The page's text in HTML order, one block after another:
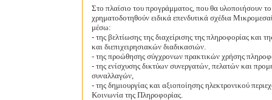
Στο πλαίσιο του προγράμματος, που θα υλοποιήσουν
χρηματοδοτηθούν ειδικά επενδυτικά σχέδια
μέσω:
- της βελτίωσης της διαχείρισης της πληροφορίας και
και διεπιχειρησιακών διαδικασιών.
- της προώθησης σύγχρονων πρακτικών χρήσης
- της ενίσχυσης δικτύων συνεργατών, πελατών και
συναλλαγών,
- της δημιουργίας και αξιοποίησης ηλεκτρονικού
Κοινωνία της Πληροφορίας.